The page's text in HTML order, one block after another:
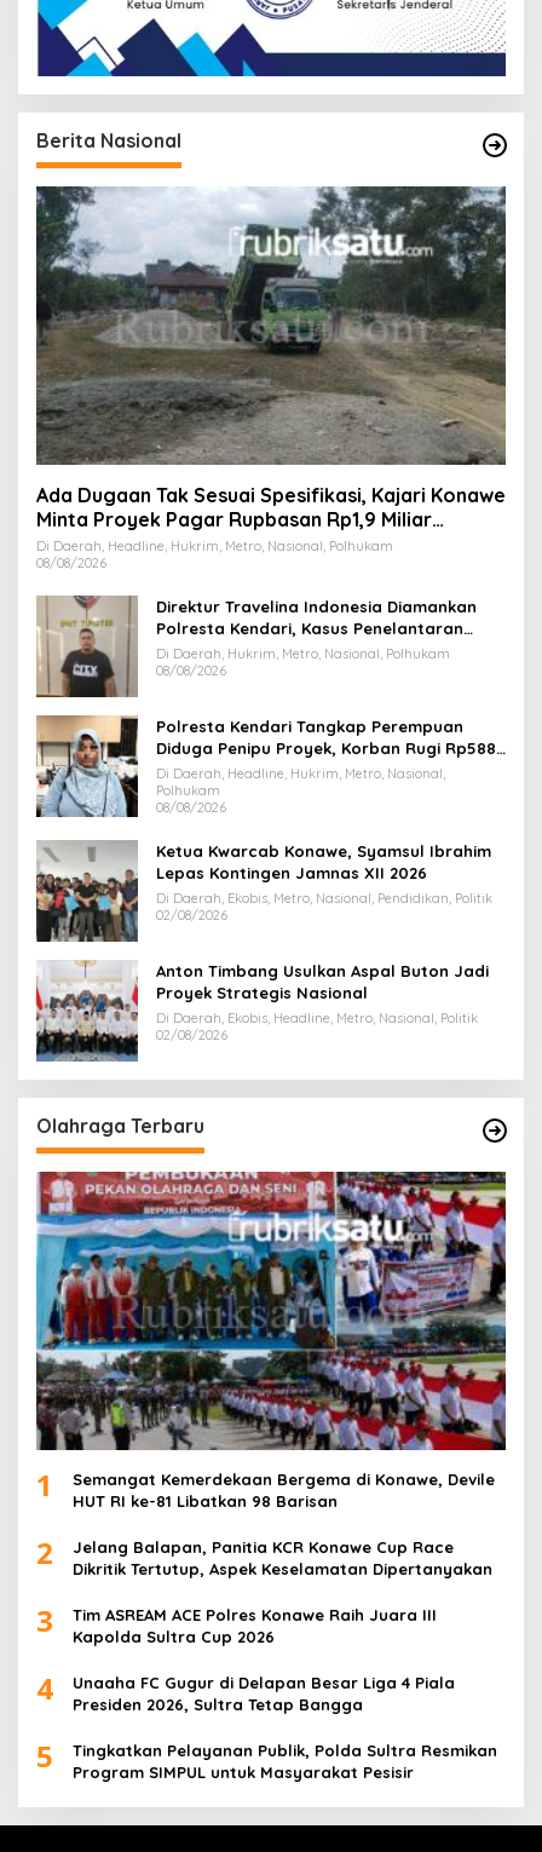
Berita Nasional
Ada Dugaan Tak Sesuai Spesifikasi, Kajari Konawe
Minta Proyek Pagar Rupbasan Rp1,9 Miliar
Dihentikan
Di Daerah, Headline, Hukrim, Metro, Nasional, Polhukam
08/08/2026
Direktur Travelina Indonesia Diamankan
Polresta Kendari, Kasus Penelantaran
Jemaah Umrah Masuk Babak Baru
Di Daerah, Hukrim, Metro, Nasional, Polhukam
08/08/2026
Polresta Kendari Tangkap Perempuan
Diduga Penipu Proyek, Korban Rugi Rp588,1
Juta
Di Daerah, Headline, Hukrim, Metro, Nasional,
Polhukam
08/08/2026
Ketua Kwarcab Konawe, Syamsul Ibrahim
Lepas Kontingen Jamnas XII 2026
Di Daerah, Ekobis, Metro, Nasional, Pendidikan, Politik
02/08/2026
Anton Timbang Usulkan Aspal Buton Jadi
Proyek Strategis Nasional
Di Daerah, Ekobis, Headline, Metro, Nasional, Politik
02/08/2026
Olahraga Terbaru
1
Semangat Kemerdekaan Bergema di Konawe, Devile
HUT RI ke-81 Libatkan 98 Barisan
2
Jelang Balapan, Panitia KCR Konawe Cup Race
Dikritik Tertutup, Aspek Keselamatan Dipertanyakan
3
Tim ASREAM ACE Polres Konawe Raih Juara III
Kapolda Sultra Cup 2026
4
Unaaha FC Gugur di Delapan Besar Liga 4 Piala
Presiden 2026, Sultra Tetap Bangga
5
Tingkatkan Pelayanan Publik, Polda Sultra Resmikan
Program SIMPUL untuk Masyarakat Pesisir